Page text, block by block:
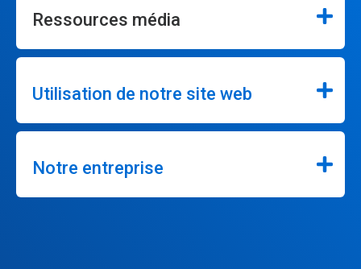
Ressources média
Utilisation de notre site web
Notre entreprise